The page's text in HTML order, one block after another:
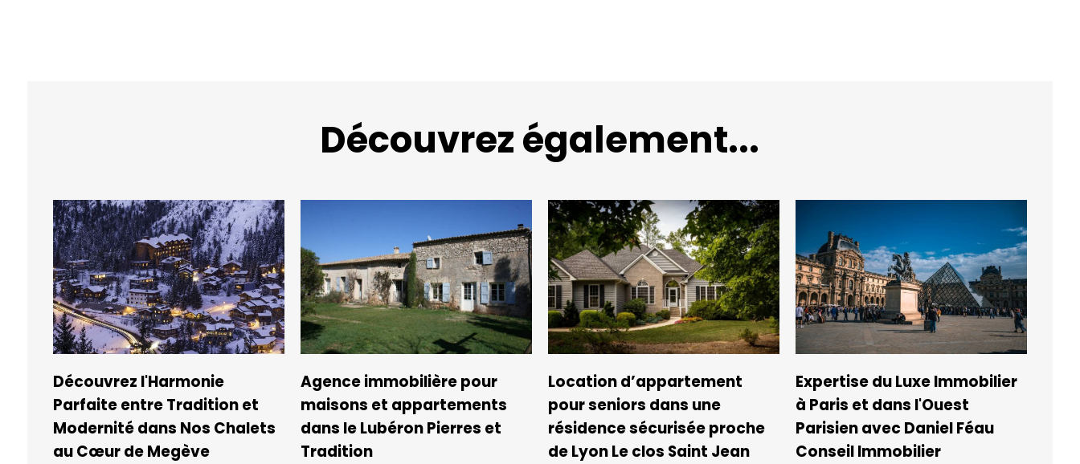
Découvrez également...
Découvrez l'Harmonie
Parfaite entre Tradition et
Modernité dans Nos Chalets
au Cœur de Megève
Agence immobilière pour
maisons et appartements
dans le Lubéron Pierres et
Tradition
Location d’appartement
pour seniors dans une
résidence sécurisée proche
de Lyon Le clos Saint Jean
Expertise du Luxe Immobilier
à Paris et dans l'Ouest
Parisien avec Daniel Féau
Conseil Immobilier